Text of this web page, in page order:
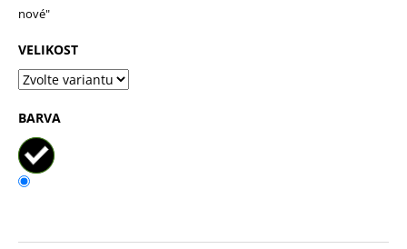
nové"
VELIKOST
BARVA
r
u
č
u
j
e
m